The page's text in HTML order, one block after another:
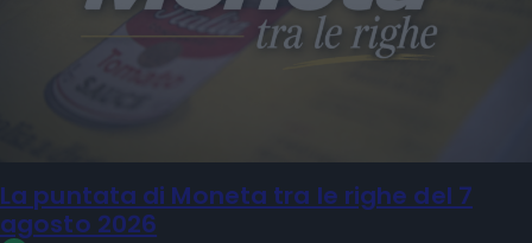
La puntata di Moneta tra le righe del 7
agosto 2026